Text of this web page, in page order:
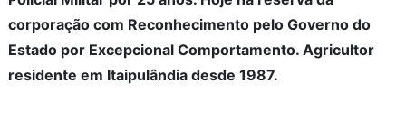
corporação com Reconhecimento pelo Governo do
Estado por Excepcional Comportamento. Agricultor
residente em Itaipulândia desde 1987.